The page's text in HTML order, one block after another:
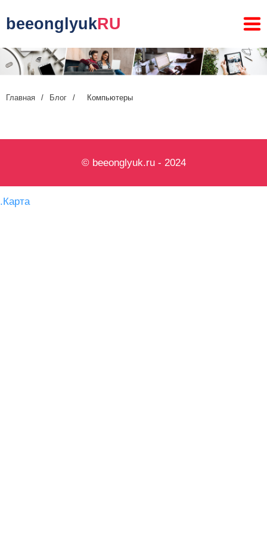
beeonglyukRU
Главная / Блог / Компьютеры
© beeonglyuk.ru - 2024
.Карта